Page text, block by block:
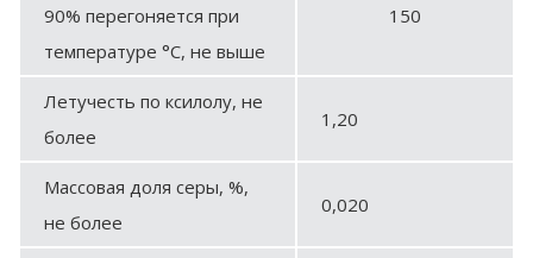
90% перегоняется при
температуре °С, не выше
150
Летучесть по ксилолу, не
более
1,20
Массовая доля серы, %,
не более
0,020